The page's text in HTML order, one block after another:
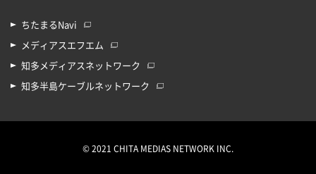
ちたまるNavi
メディアスエフエム
知多メディアスネットワーク
知多半島ケーブルネットワーク
© 2021 CHITA MEDIAS NETWORK INC.